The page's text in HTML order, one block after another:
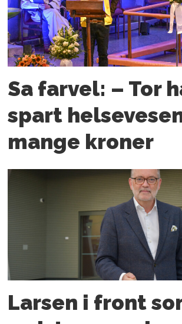
Sa farvel: – Tor
spart
mange kroner
Larsen i front